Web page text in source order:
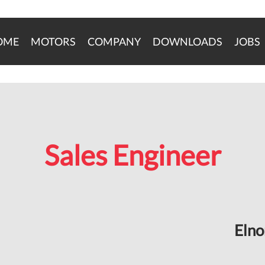
MOTORS COMPANY DOWNLOADS JOBS
Sales Engineer